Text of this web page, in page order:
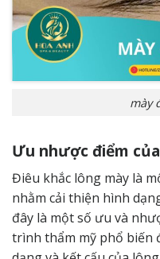
mày
Ưu nhược điểm
Điêu khắc lông mày là
nhằm cải thiện hình
đây là một số ưu và
trình thẩm mỹ phổ biến